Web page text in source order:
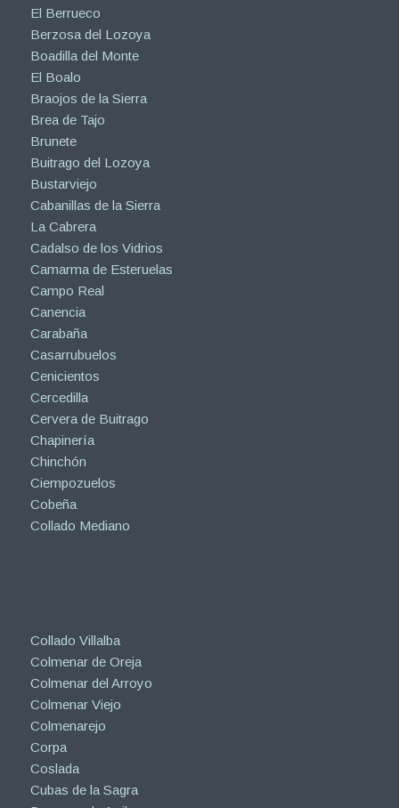
El Berrueco
Berzosa del Lozoya
Boadilla del Monte
El Boalo
Braojos de la Sierra
Brea de Tajo
Brunete
Buitrago del Lozoya
Bustarviejo
Cabanillas de la Sierra
La Cabrera
Cadalso de los Vidrios
Camarma de Esteruelas
Campo Real
Canencia
Carabaña
Casarrubuelos
Cenicientos
Cercedilla
Cervera de Buitrago
Chapinería
Chinchón
Ciempozuelos
Cobeña
Collado Mediano
Collado Villalba
Colmenar de Oreja
Colmenar del Arroyo
Colmenar Viejo
Colmenarejo
Corpa
Coslada
Cubas de la Sagra